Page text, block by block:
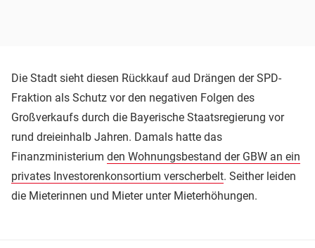
Die Stadt sieht diesen Rückkauf aud Drängen der SPD-
Fraktion als Schutz vor den negativen Folgen des
Großverkaufs durch die Bayerische Staatsregierung vor
rund dreieinhalb Jahren. Damals hatte das
Finanzministerium den Wohnungsbestand der GBW an ein
privates Investorenkonsortium verscherbelt. Seither leiden
die Mieterinnen und Mieter unter Mieterhöhungen.